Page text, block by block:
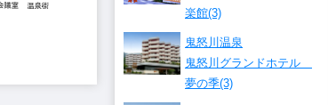
楽館(3)
鬼怒川温泉
鬼怒川グランドホテル
夢の季(3)